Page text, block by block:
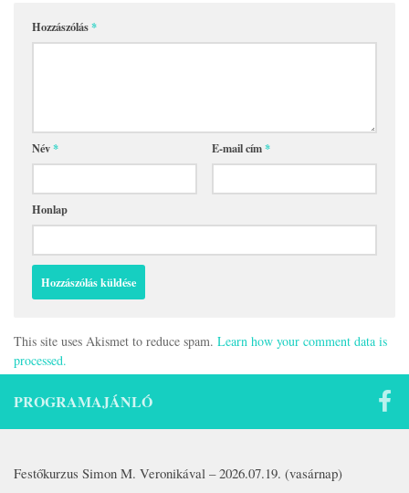
Hozzászólás*
Név* E-mail cím*
Honlap
This site uses Akismet to reduce spam. Learn how your comment data is
processed.
PROGRAMAJÁNLÓ
Festőkurzus Simon M. Veronikával – 2026.07.19. (vasárnap)